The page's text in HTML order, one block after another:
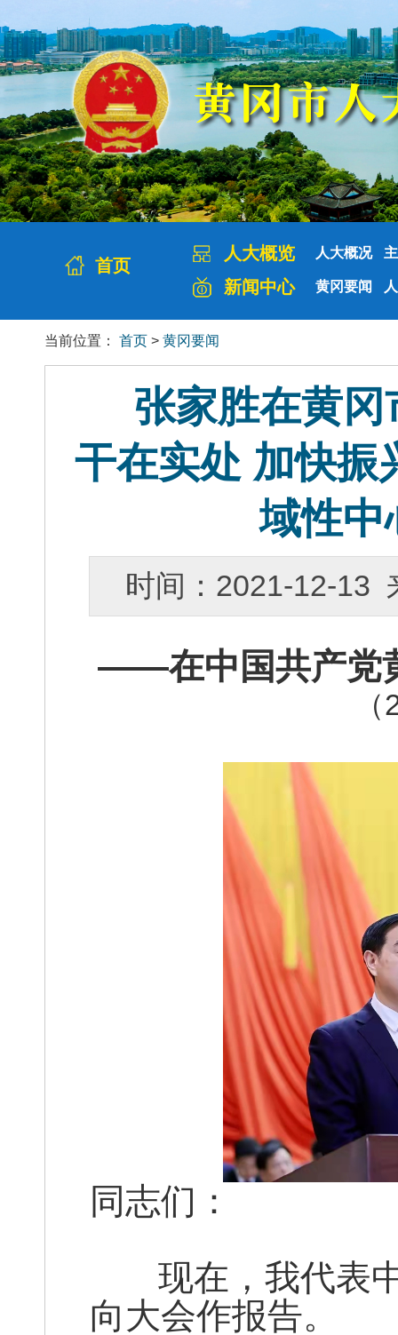
首页
人大概览 人大概况
新闻中心 黄冈要闻
当前位置： 首页 > 黄冈要闻
张家胜在黄
干在实处 加快振
域性中
时间：2021-12-
——在中国共产党
同志们：
现在，我代表中
向大会作报告。